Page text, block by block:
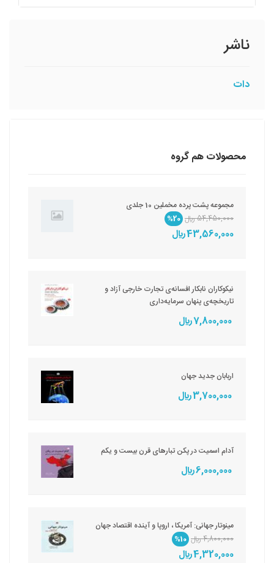
ناشر
دات
محصولات هم گروه
مجموعه پشت پرده مخملین 10 جلدی
54,450,000 ريال
%20
43,560,000 ريال
نیکوکاران نابکار افسانه‌ی تجارت خارجی آزاد و
تاریخچه‌ی پنهان سرمایه‌داری
7,800,000 ريال
اربابان جدید جهان
3,700,000 ريال
آدام اسمیت در پکن تبارهای قرن بیست و یکم
6,000,000 ريال
مینوتار جهانی: آمریکا ، اروپا و آینده اقتصاد جهان
4,800,000 ريال
%10
4,320,000 ريال